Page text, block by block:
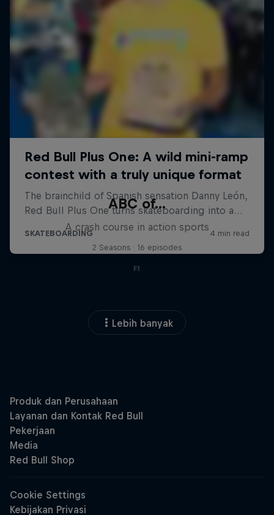
ABC of...
A crash course in action sports
2 Seasons · 16 episodes
F1
Lebih banyak